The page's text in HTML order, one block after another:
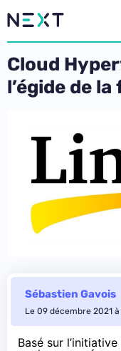
Cloud
l’égide de
Sébastien Gavois
Le 09 décembre 2021 à
Basé sur l’initiative